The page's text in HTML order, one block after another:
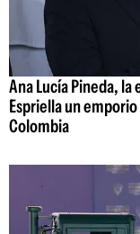
Ana Lucía Pineda,
Espriella un
Colombia